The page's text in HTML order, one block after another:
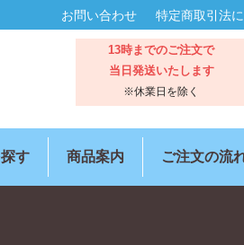
お問い合わせ 特定商取引法
13時までのご注文で
当日発送いたします
※休業日を除く
す 商品案内 ご注文の流